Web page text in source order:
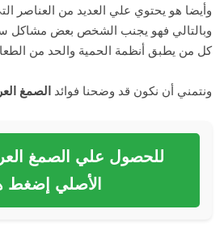
وأيضا هو يحتوي علي العديد من العناصر
وبالتالي فهو يجنب الشخص بعض مشاكل
كل من يطبق أنظمة الحمية والحد من
ونتمني أن نكون قد وضحنا فوائد الصمغ
للحصول علي الصمغ
الأصلي إضغط